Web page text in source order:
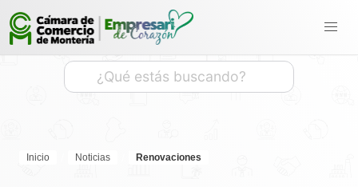
Inicio Noticias Renovaciones